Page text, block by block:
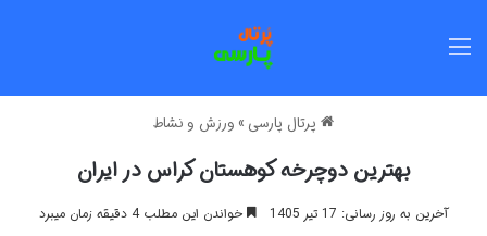
پرتال پارسی » ورزش و نشاط
بهترین دوچرخه کوهستان کراس در ایران
آخرین به روز رسانی: 17 تیر 1405 خواندن این مطلب 4 دقیقه زمان میبرد